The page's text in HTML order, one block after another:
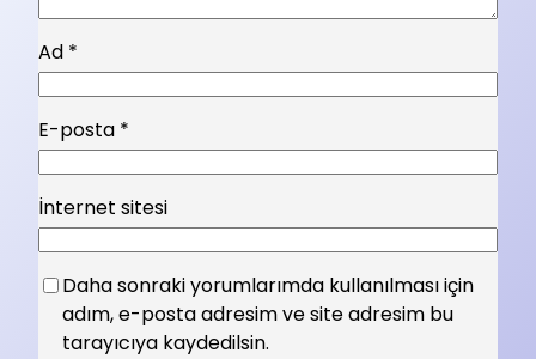
Ad *
E-posta *
İnternet sitesi
Daha sonraki yorumlarımda kullanılması için
adım, e-posta adresim ve site adresim bu
tarayıcıya kaydedilsin.